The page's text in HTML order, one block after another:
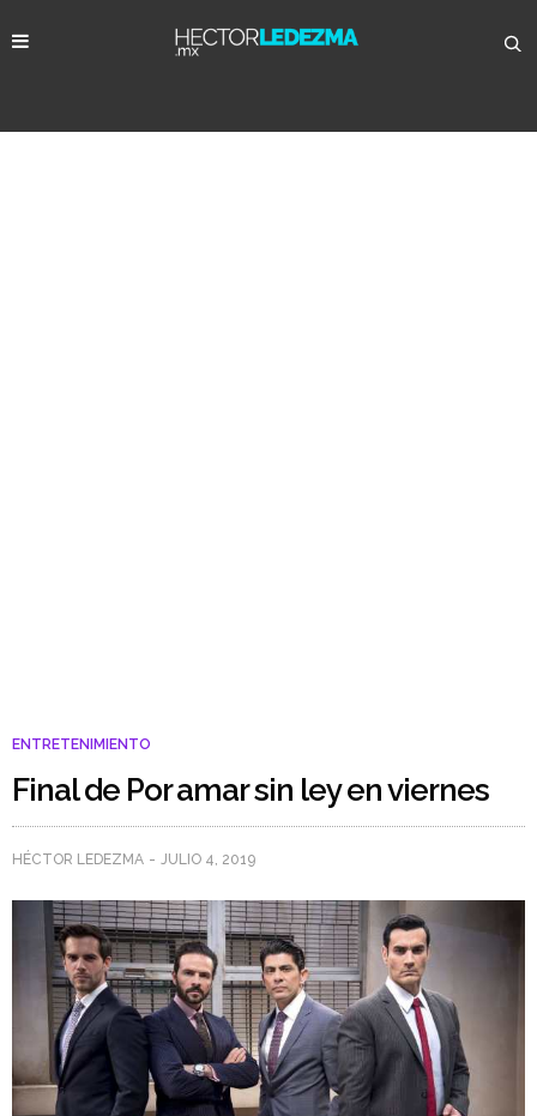
ENTRETENIMIENTO
Final de Por amar sin ley en viernes
HÉCTOR LEDEZMA JULIO 4, 2019